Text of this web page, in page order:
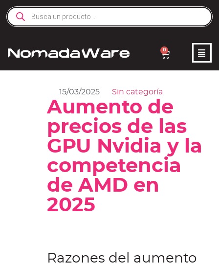
0
15/03/2025 Sin categoría
Aumento de
precios de las
GPU Nvidia y la
competencia
de AMD en
2025
Razones del aumento